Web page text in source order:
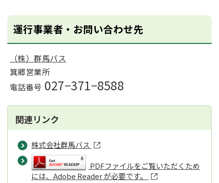
運行事業者・お問い合わせ先
（株）群馬バス
箕郷営業所
電話番号 027−371−8588
関連リンク
株式会社群馬バス
PDFファイルをご覧いただくため
には、Adobe Reader が必要です。